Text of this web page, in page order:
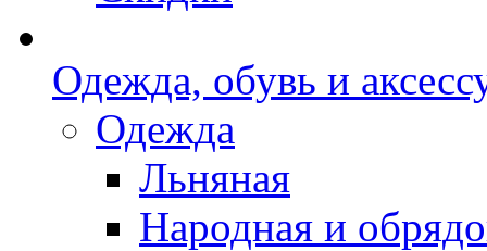
Одежда, обувь и
Одежда
Льняная
Народная и